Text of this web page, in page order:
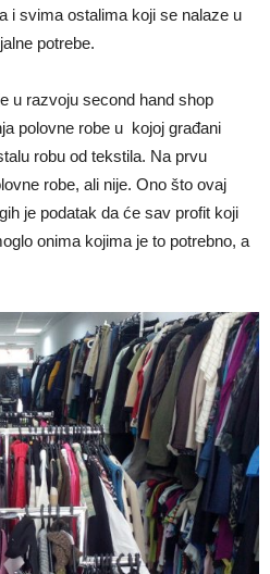
i svima ostalima koji se nalaze u
potrebe.
u razvoju second hand shop
polovne robe u kojoj građani
robu od tekstila. Na prvu
robe, ali nije. Ono što ovaj
je podatak da će sav profit koji
onima kojima je to potrebno, a